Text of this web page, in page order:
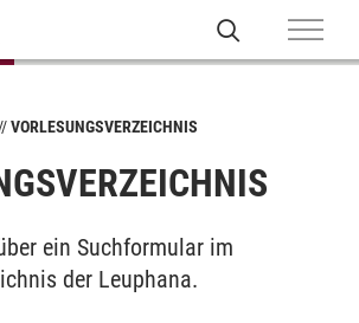
VORLESUNGSVERZEICHNIS
ein Suchformular im
der Leuphana.